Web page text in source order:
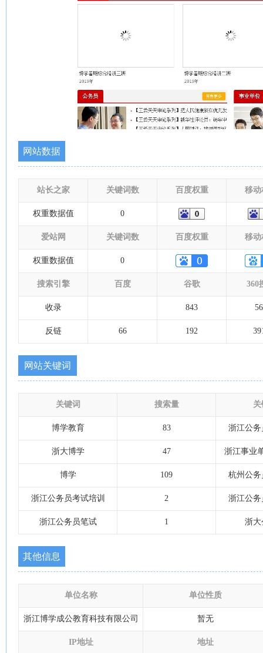
网站数据
站长之家 关键词数 百度权重 移动
权重数据值 0
爱站网 关键词数 百度权重 移动
权重数据值 0
搜索引擎 百度 谷歌 360
收录 843
反链 66 192
网站关键词
关键词 搜索量 关
博学教育 83 浙江公
浙大博学 47 浙江事业
博学 109 杭州公
浙江公务员考试培训 2 浙江公
浙江公务员笔试 1 浙大
其他信息
单位名称 单位性质
浙江博学成公教育科技有限公司 暂无
IP地址 地址